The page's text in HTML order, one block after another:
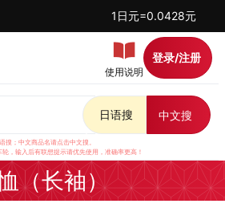
1日元=0.0428元
使用说明
登录/注册
日语搜 中文搜
；中文商品名请点击中文搜。
，输入后有联想提示请优先使用，准确率更高！
（长袖）